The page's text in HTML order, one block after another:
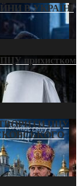
В УКРАЇНІ
ПЦУ прихистком
ПЦУ